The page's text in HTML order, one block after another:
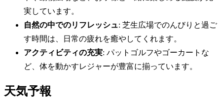
実しています。
自然の中でのリフレッシュ: 芝生広場でのんびりと過ご
す時間は、日常の疲れを癒やしてくれます。
アクティビティの充実: パットゴルフやゴーカートな
ど、体を動かすレジャーが豊富に揃っています。
天気予報